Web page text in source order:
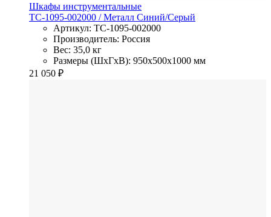
Шкафы инструментальные
TC-1095-002000 / Металл Синий/Серый
Артикул: TC-1095-002000
Производитель: Россия
Вес: 35,0 кг
Размеры (ШхГхВ): 950x500x1000 мм
21 050 ₽